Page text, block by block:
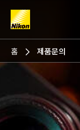
Search keyword(s)
홈 제품문의